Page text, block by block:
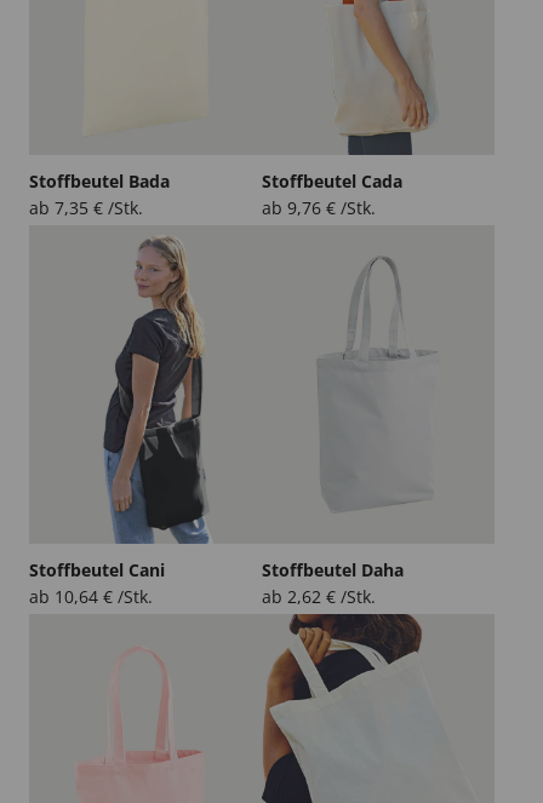
Stoffbeutel Bada
ab 7,35 € /Stk.
Stoffbeutel Cada
ab 9,76 € /Stk.
Stoffbeutel Cani
ab 10,64 € /Stk.
Stoffbeutel Daha
ab 2,62 € /Stk.